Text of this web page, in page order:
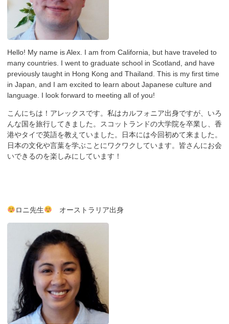
Hello! My name is Alex. I am from California, but have traveled to
many countries. I went to graduate school in Scotland, and have
previously taught in Hong Kong and Thailand. This is my first time
in Japan, and I am excited to learn about Japanese culture and
language. I look forward to meeting all of you!
こんにちは！アレックスです。私はカルフォニア出身ですが、いろ
んな国を旅行してきました。スコットランドの大学院を卒業し、香
港やタイで英語を教えていました。日本には今回初めて来ました。
日本の文化や言葉を学ぶことにワクワクしています。皆さんにお会
いできるのを楽しみにしています！
ロニ先生 オーストラリア出身